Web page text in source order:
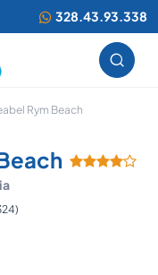
328.43.93.338
Rym Beach